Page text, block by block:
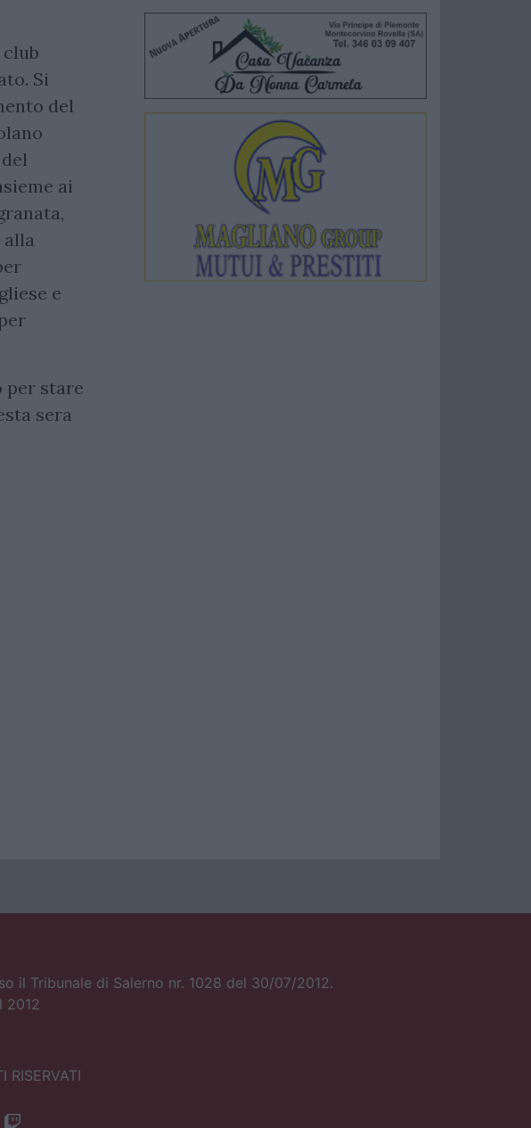
Si
del
ai
e
per stare
sera
il Tribunale di Salerno nr. 1028 del 30/07/2012.
2012
RISERVATI